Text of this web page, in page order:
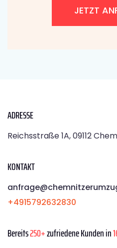
JETZT
ADRESSE
Reichsstraße 1A, 09112
KONTAKT
+4915792632830
Bereits250+zufriedene Kunden in